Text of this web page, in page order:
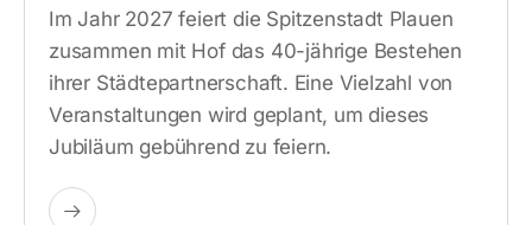
Im Jahr 2027 feiert die Spitzenstadt Plauen
zusammen mit Hof das 40-jährige Bestehen
ihrer Städtepartnerschaft. Eine Vielzahl von
Veranstaltungen wird geplant, um dieses
Jubiläum gebührend zu feiern.